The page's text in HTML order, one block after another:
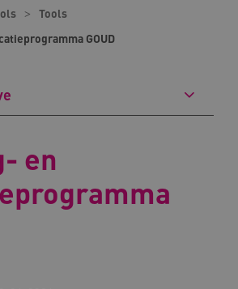
Tools
GOUD
en